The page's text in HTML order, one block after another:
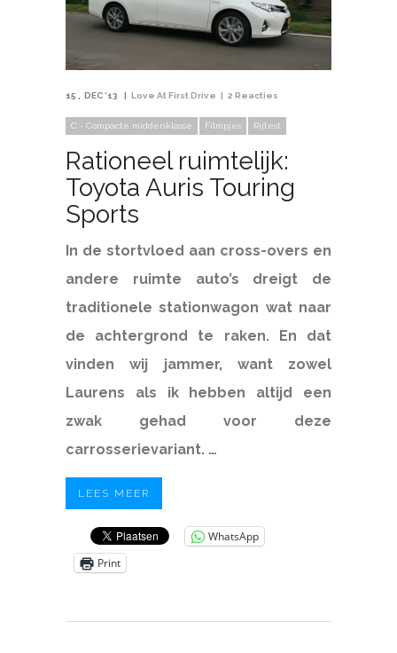
15 DEC '13 Love At First Drive 2 Reacties
C - Compacte middenklasse Filmpjes Rijtest
Rationeel ruimtelijk:
Toyota Auris Touring
Sports
In de stortvloed aan cross-overs en
andere ruimte auto’s dreigt de
traditionele stationwagon wat naar
de achtergrond te raken. En dat
vinden wij jammer, want zowel
Laurens als ik hebben altijd een
zwak gehad voor deze
carrosserievariant. …
LEES MEER
WhatsApp
Print